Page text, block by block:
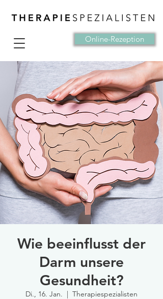
Online-Rezeption
Wie beeinflusst der
Darm unsere
Gesundheit?
Di., 16. Jan.
  |
Therapiespezialisten